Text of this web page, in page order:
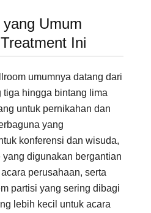
Umum
Ini
umumnya datang dari
tiga hingga bintang lima
untuk pernikahan dan
yang
konferensi dan wisuda,
digunakan bergantian
perusahaan, serta
partisi yang sering dibagi
lebih kecil untuk acara